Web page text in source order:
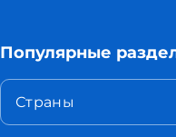
Популярные
Страны